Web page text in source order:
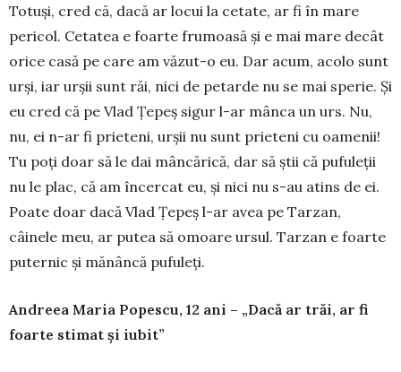
Totuși, cred că, dacă ar locui la cetate, ar fi în mare
pericol. Cetatea e foarte frumoasă și e mai mare decât
orice casă pe care am văzut-o eu. Dar acum, acolo sunt
urși, iar urșii sunt răi, nici de petarde nu se mai sperie. Și
eu cred că pe Vlad Țepeș sigur l-ar mânca un urs. Nu,
nu, ei n-ar fi prieteni, urșii nu sunt prieteni cu oamenii!
Tu poți doar să le dai mâncărică, dar să știi că pufuleții
nu le plac, că am încercat eu, și nici nu s-au atins de ei.
Poate doar dacă Vlad Țepeș l-ar avea pe Tarzan,
câinele meu, ar putea să omoare ursul. Tarzan e foarte
puternic și mănâncă pufuleți.
Andreea Maria Popescu, 12 ani – „Dacă ar trăi, ar fi
foarte stimat și iubit”